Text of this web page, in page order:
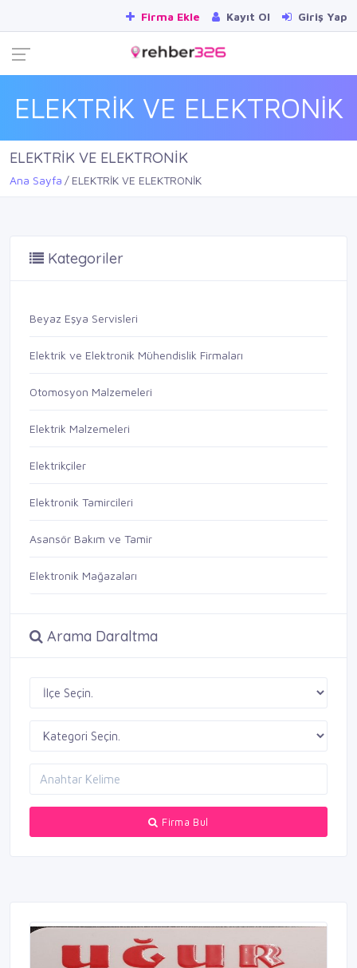
Firma Ekle Kayıt Ol Giriş Yap
ELEKTRİK VE ELEKTRONİK
ELEKTRİK VE ELEKTRONİK
Ana Sayfa ELEKTRİK VE ELEKTRONİK
Kategoriler
Beyaz Eşya Servisleri
Elektrik ve Elektronik Mühendislik Firmaları
Otomosyon Malzemeleri
Elektrik Malzemeleri
Elektrikçiler
Elektronik Tamircileri
Asansör Bakım ve Tamir
Elektronik Mağazaları
Arama Daraltma
Firma Bul